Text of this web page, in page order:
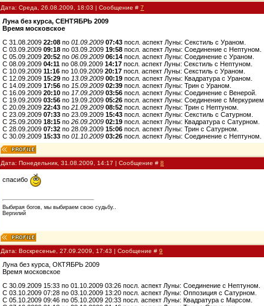
Дата: Среда, 26.08.2009, 18:03 | Сообщение # 7
Луна без курса, СЕНТЯБРЬ 2009
Время московское
C 31.08.2009 22:08 по 01.09.2009 07:43 посл. аспект Луны: Секстиль c Ураном.
C 03.09.2009 09:18 по 03.09.2009 19:58 посл. аспект Луны: Соединение c Нептуном.
C 05.09.2009 20:52 по 06.09.2009 06:14 посл. аспект Луны: Соединение c Ураном.
C 08.09.2009 04:11 по 08.09.2009 14:17 посл. аспект Луны: Секстиль c Нептуном.
C 10.09.2009 11:16 по 10.09.2009 20:17 посл. аспект Луны: Секстиль c Ураном.
C 12.09.2009 15:29 по 13.09.2009 00:19 посл. аспект Луны: Квадратура c Ураном.
C 14.09.2009 17:56 по 15.09.2009 02:39 посл. аспект Луны: Трин c Ураном.
C 16.09.2009 20:10 по 17.09.2009 03:56 посл. аспект Луны: Соединение c Венерой.
C 19.09.2009 03:56 по 19.09.2009 05:26 посл. аспект Луны: Соединение c Меркурием.
C 20.09.2009 22:43 по 21.09.2009 08:52 посл. аспект Луны: Трин c Нептуном.
C 23.09.2009 07:33 по 23.09.2009 15:43 посл. аспект Луны: Секстиль c Сатурном.
C 25.09.2009 18:15 по 26.09.2009 02:19 посл. аспект Луны: Квадратура c Сатурном.
C 28.09.2009 07:32 по 28.09.2009 15:06 посл. аспект Луны: Трин c Сатурном.
C 30.09.2009 15:33 по 01.10.2009 03:26 посл. аспект Луны: Соединение c Нептуном.
Дата: Понедельник, 31.08.2009, 14:17 | Сообщение # 8
спасибо
Выбирая богов, мы выбираем свою судьбу..
Вергилий
Дата: Воскресенье, 27.09.2009, 17:43 | Сообщение # 9
Луна без курса, ОКТЯБРЬ 2009
Время московское
C 30.09.2009 15:33 по 01.10.2009 03:26 посл. аспект Луны: Соединение c Нептуном.
C 03.10.2009 07:28 по 03.10.2009 13:20 посл. аспект Луны: Оппозиция c Сатурном.
C 05.10.2009 09:46 по 05.10.2009 20:33 посл. аспект Луны: Квадратура c Марсом.